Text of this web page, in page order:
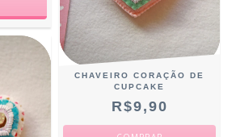
CHAVEIRO CORAÇÃO DE
CUPCAKE
R$9,90